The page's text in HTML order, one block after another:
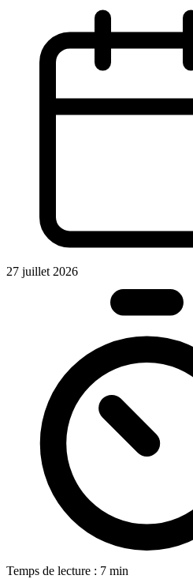
27 juillet 2026
Temps de lecture : 7 min